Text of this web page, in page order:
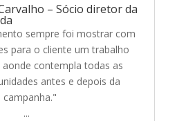
– Sócio diretor da
sempre foi mostrar com
para o cliente um trabalho
contempla todas as
antes e depois da
uma campanha."